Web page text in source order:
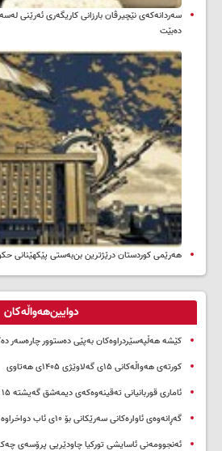
سه‌ردانه‌کەی نێچیرڤان بارزانی كاریگه‌ری ئه‌رێنی
ده‌بێت
هەرێمی کوردستان درێژترین بن‌بەستی پێکهێنانی
دوایین‌هەواڵەکان
کێشە هەڵپەسێردراوەکان بەپێی دەستوور چارەسەر
کورتەی هەواڵەکانی ۱۵ی گەلاوێژی ۱۴۰۵ی هەتاوی
ئاماری قوربانیانی تەقینەوەکەی دیمەشق گەیشتە ۱۵ کەس
گەڕانەوەی ئاوارەکانی سەرێکانی بۆ ۱۰ی ئاب دواخراوە
ئەنجوومەنی ئاسایشی تورکیا چاودێریی پرۆسەی